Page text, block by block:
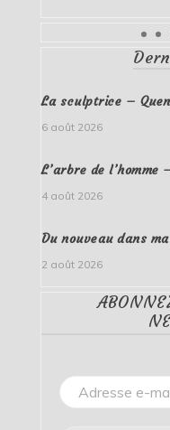
La sculptrice –
6 août 2026
L’arbre de
4 août 2026
Du nouveau dans
2 août 2026